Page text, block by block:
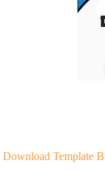
Download Template